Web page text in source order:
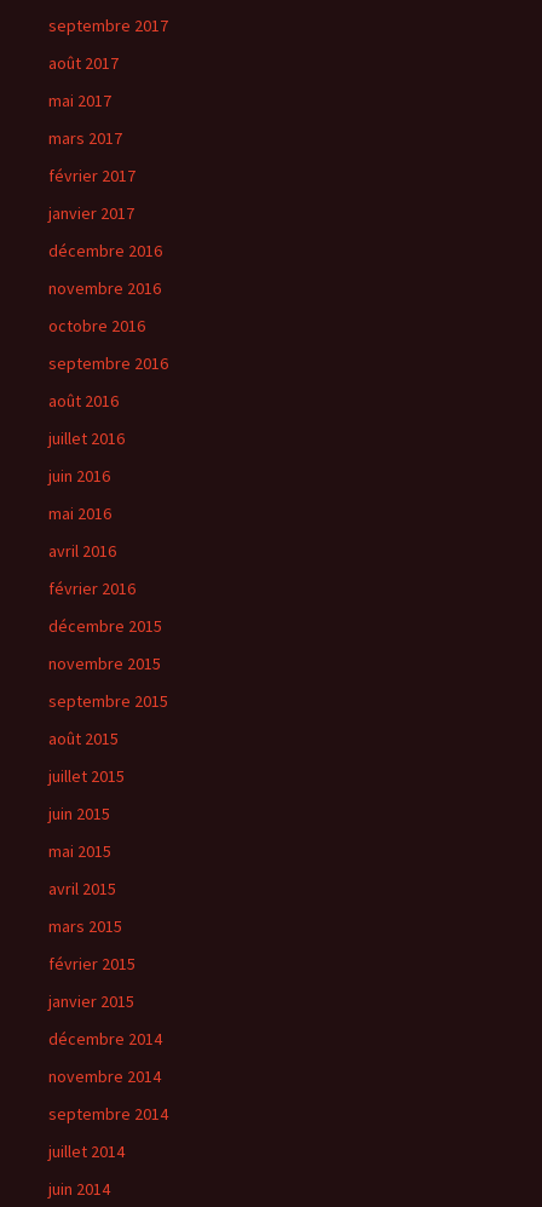
septembre 2017
août 2017
mai 2017
mars 2017
février 2017
janvier 2017
décembre 2016
novembre 2016
octobre 2016
septembre 2016
août 2016
juillet 2016
juin 2016
mai 2016
avril 2016
février 2016
décembre 2015
novembre 2015
septembre 2015
août 2015
juillet 2015
juin 2015
mai 2015
avril 2015
mars 2015
février 2015
janvier 2015
décembre 2014
novembre 2014
septembre 2014
juillet 2014
juin 2014